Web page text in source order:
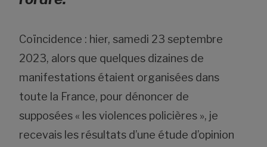
Coïncidence : hier, samedi 23 septembre
2023, alors que quelques dizaines de
manifestations étaient organisées dans
toute la France, pour dénoncer de
supposées « les violences policières », je
recevais les résultats d’une étude d’opinion